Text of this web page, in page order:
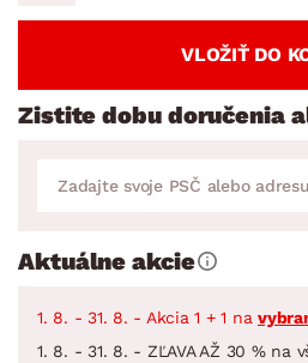
VLOŽIŤ DO
Zistite dobu doručenia
Aktuálne akcie
1. 8. - 31. 8. - Akcia 1 + 1 na
1. 8. - 31. 8. - ZĽAVA AŽ 30 % na